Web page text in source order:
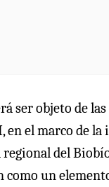
ser objeto de
en el marco de la
del
como un